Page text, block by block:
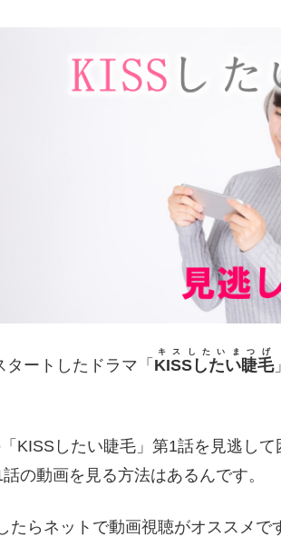
ートしたドラマ「 KISSしたい睫毛
キスしたいまつげ
KISSしたい睫毛」第1話を見逃し
の動画を見る方法はあるんです。
たらネットで動画視聴がオススメ